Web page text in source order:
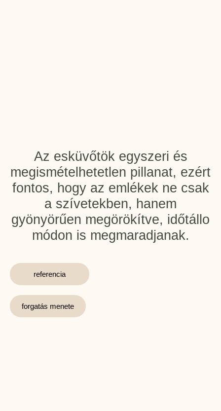
Az esküvőtök egyszeri és
megismételhetetlen pillanat, ezért
fontos, hogy az emlékek ne csak
a szívetekben, hanem
gyönyörűen megörökítve, időtállo
módon is megmaradjanak.
referencia
forgatás menete